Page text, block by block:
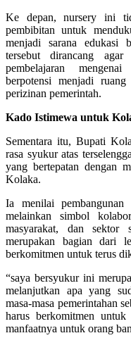
Ke depan, nursery ini
pembibitan untuk
menjadi sarana edukasi
tersebut dirancang agar
pembelajaran
berpotensi menjadi
perizinan pemerintah.
Kado Istimewa untuk
Sementara itu, Bupati
rasa syukur atas
yang bertepatan dengan
Kolaka.
Ia menilai
melainkan simbol
masyarakat, dan sektor
merupakan bagian dari
berkomitmen untuk terus
“saya bersyukur ini
melanjutkan apa yang
masa-masa pemerintahan
harus berkomitmen
manfaatnya untuk orang